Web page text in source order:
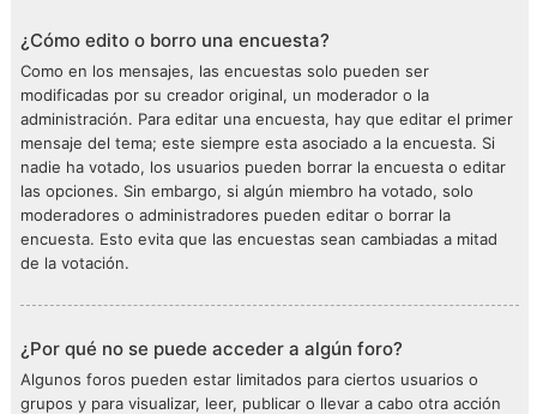
¿Cómo edito o borro una encuesta?
Como en los mensajes, las encuestas solo pueden ser
modificadas por su creador original, un moderador o la
administración. Para editar una encuesta, hay que editar el primer
mensaje del tema; este siempre esta asociado a la encuesta. Si
nadie ha votado, los usuarios pueden borrar la encuesta o editar
las opciones. Sin embargo, si algún miembro ha votado, solo
moderadores o administradores pueden editar o borrar la
encuesta. Esto evita que las encuestas sean cambiadas a mitad
de la votación.
¿Por qué no se puede acceder a algún foro?
Algunos foros pueden estar limitados para ciertos usuarios o
grupos y para visualizar, leer, publicar o llevar a cabo otra acción